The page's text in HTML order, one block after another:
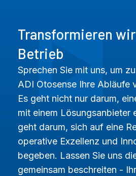
Transformieren
Betrieb
Sprechen Sie mit uns, um
ADI Otosense Ihre Abläufe
Es geht nicht nur darum,
mit einem Lösungsanbieter
geht darum, sich auf eine
operative Exzellenz und
begeben. Lassen Sie uns
gemeinsam beschreiten -